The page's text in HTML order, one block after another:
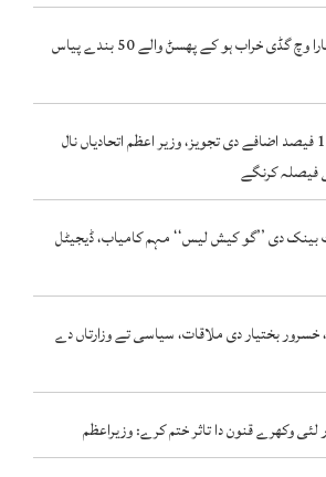
نائیجر دے صحرائے صحارا وچ گڈی خراب ہو کے پھسݨ والے 50 بندے پیاس
تنخواہواں وچ 10 توں 15 فیصد اضافے دی تجویز، وزیر اعظم اتحادیاں نال
فیصلہ کرنگے
دی ’’گو کیش لیس‘‘ مہم کامیاب، ڈیجیٹل
خسرور بختیار دی ملاقات، سیاسی تے وزارتاں دے
وکھرے قنون دا تاثر ختم کرے: وزیراعظم